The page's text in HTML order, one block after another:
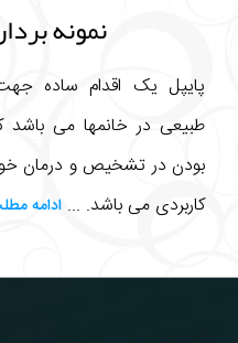
نمونه
پایپل یک اقدام ساده
طبیعی در خانمها می
بودن در تشخیص و درمان
کاربردی می باشد. ... ادامه